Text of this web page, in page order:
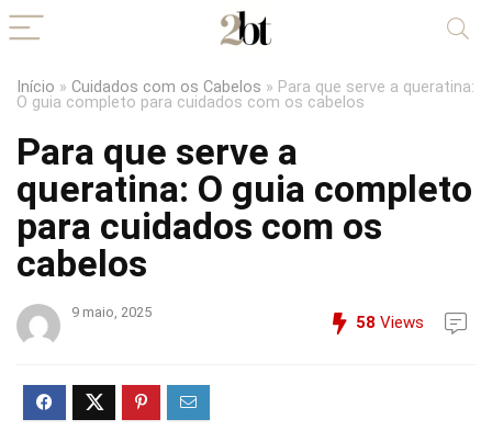
Início » Cuidados com os Cabelos » Para que serve a queratina:
O guia completo para cuidados com os cabelos
Para que serve a
queratina: O guia completo
para cuidados com os
cabelos
9 maio, 2025
58 Views